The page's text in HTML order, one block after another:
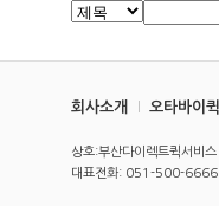
회사소개 오타바이
상호:부산다이렉트퀵서
대표전화: 051-500-